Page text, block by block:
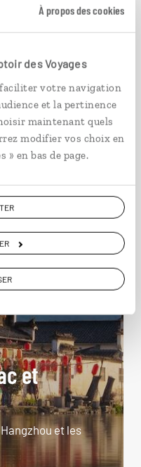
À propos des cookies
des Voyages
votre navigation
et la pertinence
maintenant quels
modifier vos choix en
» en bas de page.
et
et les